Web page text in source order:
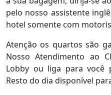
pelo nosso assistente
hotel somente com
Atenção os quartos são
Nosso Atendimento ao
Lobby ou liga para você
Resto do dia disponível